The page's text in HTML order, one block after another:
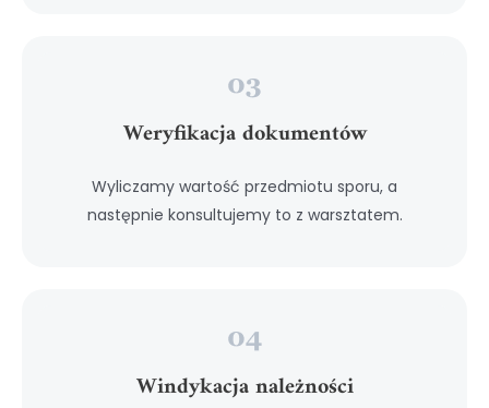
Weryfikacja dokumentów
Wyliczamy wartość przedmiotu sporu, a
następnie konsultujemy to z warsztatem.
Windykacja należności